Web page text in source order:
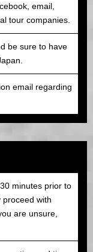
email,
tour companies.
be sure to have
email regarding
minutes prior to
proceed with
are unsure,